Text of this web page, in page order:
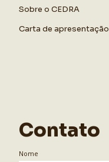
Sobre o CEDRA
Carta de apresentação
Contato
Nome